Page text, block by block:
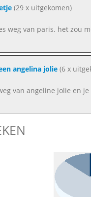
(29 x uitgekomen)
weg van paris. het zou
angelina jolie(6 x
van angeline jolie en